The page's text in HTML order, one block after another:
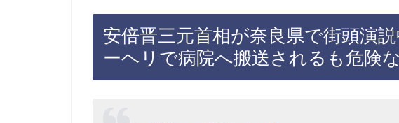
安倍晋三元首相が奈良県で街頭演
ーヘリで病院へ搬送されるも危険